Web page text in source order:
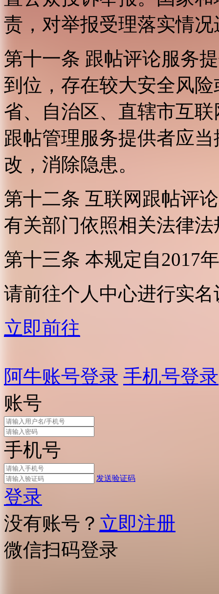
责，对举报受理落实情
第十一条 跟帖评论服务
到位，存在较大安全风
省、自治区、直辖市互
跟帖管理服务提供者应
改，消除隐患。
第十二条 互联网跟帖评
有关部门依照相关法律
第十三条 本规定自2017
请前往个人中心进行实名
立即前往
阿牛账号登录 手机号登录
账号
手机号
发送验证码
登录
没有账号？ 立即注册
微信扫码登录